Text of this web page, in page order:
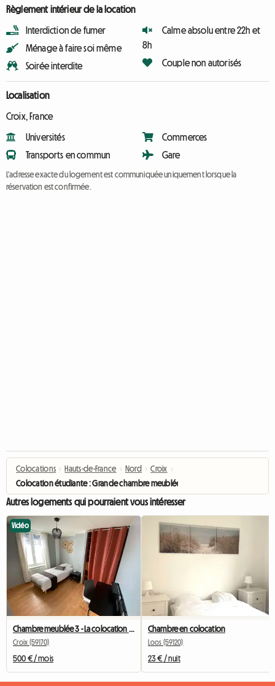
Règlement intérieur de la location
Interdiction de fumer
Ménage à faire soi même
Soirée interdite
Calme absolu entre 22h et
8h
Couple non autorisés
Localisation
Croix, France
Universités
Transports en commun
Commerces
Gare
L'adresse exacte du logement est communiquée uniquement lorsque la
réservation est confirmée.
Colocations › Hauts-de-France › Nord › Croix ›
Colocation étudiante : Grande chambre meublée disponible à Croix.
Autres logements qui pourraient vous intéresser
Vidéo
Chambre meublée 3 - La colocation du Fresnoy
Croix (59170)
500 € / mois
Chambre en colocation
Loos (59120)
23 € / nuit